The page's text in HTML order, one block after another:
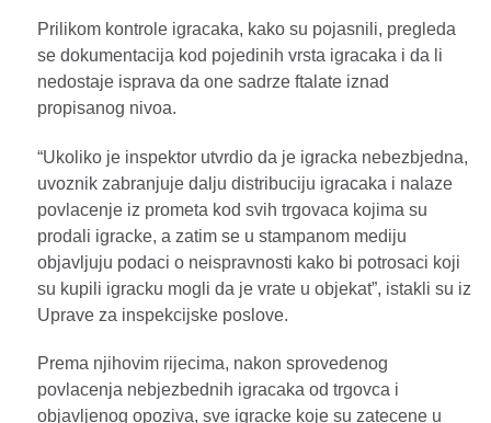
Prilikom kontrole igracaka, kako su pojasnili, pregleda
se dokumentacija kod pojedinih vrsta igracaka i da li
nedostaje isprava da one sadrze ftalate iznad
propisanog nivoa.
“Ukoliko je inspektor utvrdio da je igracka nebezbjedna,
uvoznik zabranjuje dalju distribuciju igracaka i nalaze
povlacenje iz prometa kod svih trgovaca kojima su
prodali igracke, a zatim se u stampanom mediju
objavljuju podaci o neispravnosti kako bi potrosaci koji
su kupili igracku mogli da je vrate u objekat”, istakli su iz
Uprave za inspekcijske poslove.
Prema njihovim rijecima, nakon sprovedenog
povlacenja nebjezbednih igracaka od trgovca i
objavljenog opoziva, sve igracke koje su zatecene u